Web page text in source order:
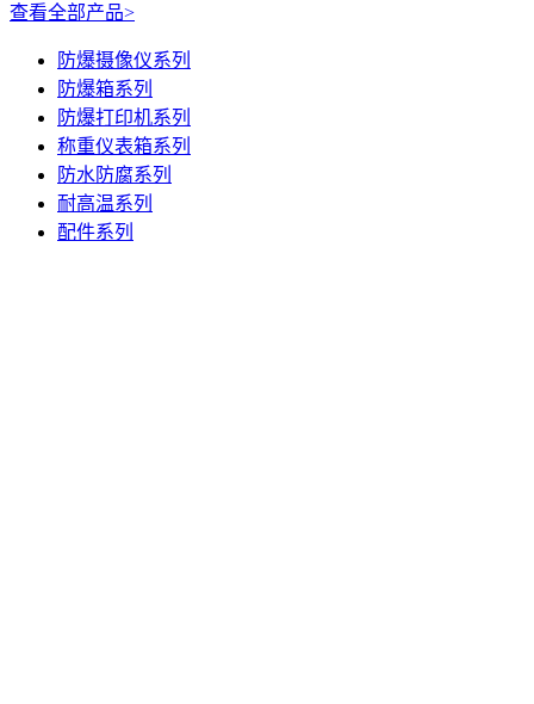
查看全部产品>
防爆摄像仪系列
防爆箱系列
防爆打印机系列
称重仪表箱系列
防水防腐系列
耐高温系列
配件系列